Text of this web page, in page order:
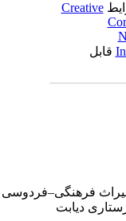
Creative
قابل
فرهنگی–فردوسی